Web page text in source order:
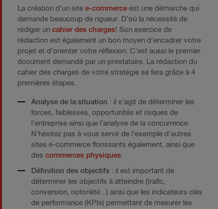
La création d’un site e-commerce est une démarche qui
demande beaucoup de rigueur. D'où la nécessité de
rédiger un cahier des charges! Son exercice de
rédaction est également un bon moyen d'encadrer votre
projet et d’orienter votre réflexion. C’est aussi le premier
document demandé par un prestataire. La rédaction du
cahier des charges de votre stratégie se fera grâce à 4
premières étapes.
Analyse de la situation : il s'agit de déterminer les
forces, faiblesses, opportunités et risques de
l'entreprise ainsi que l'analyse de la concurrence.
N'hésitez pas à vous servir de l'exemple d'autres
sites e-commerce florissants également, ainsi que
des commerces physiques
Définition des objectifs : il est important de
déterminer les objectifs à atteindre (trafic,
conversion, notoriété...) ainsi que les indicateurs clés
de performance (KPIs) permettant de mesurer les